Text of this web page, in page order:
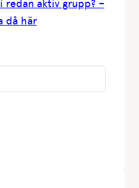
redan aktiv grupp? –
då här